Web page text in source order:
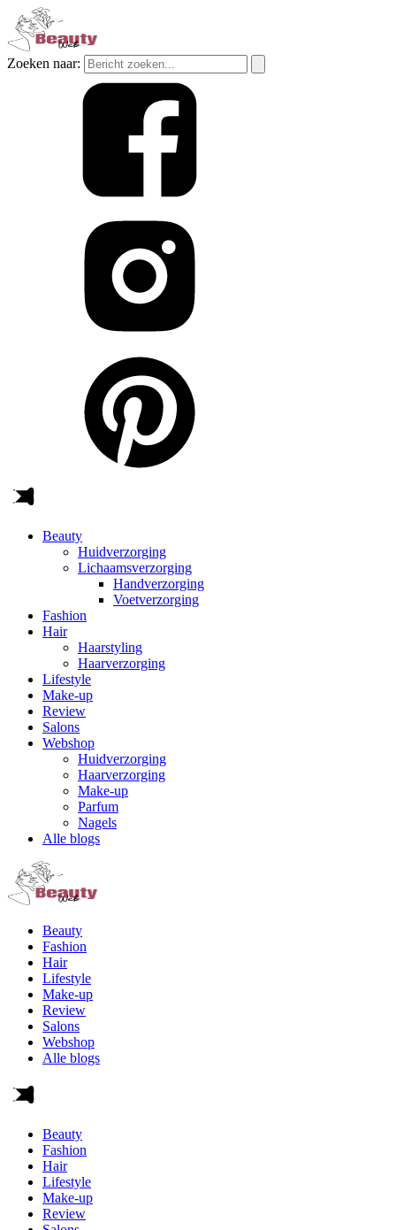
Zoeken naar:
Beauty
Huidverzorging
Lichaamsverzorging
Handverzorging
Voetverzorging
Fashion
Hair
Haarstyling
Haarverzorging
Lifestyle
Make-up
Review
Salons
Webshop
Huidverzorging
Haarverzorging
Make-up
Parfum
Nagels
Alle blogs
Beauty
Fashion
Hair
Lifestyle
Make-up
Review
Salons
Webshop
Alle blogs
Beauty
Fashion
Hair
Lifestyle
Make-up
Review